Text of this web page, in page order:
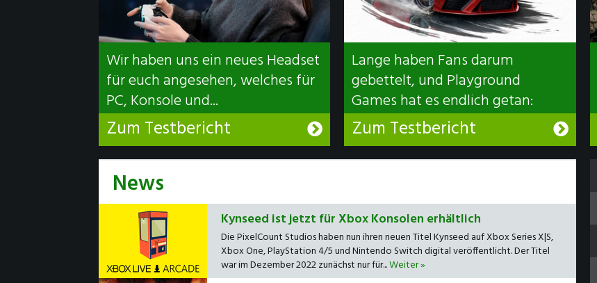
Wir haben uns ein neues Headset
für euch angesehen, welches für
PC, Konsole und...
Zum Testbericht
Lange haben Fans darum
gebettelt, und Playground
Games hat es endlich getan:
Forza...
Zum Testbericht
News
Kynseed ist jetzt für Xbox Konsolen erhältlich
Die PixelCount Studios haben nun ihren neuen Titel Kynseed auf Xbox Series X|S,
Xbox One, PlayStation 4/5 und Nintendo Switch digital veröffentlicht. Der Titel
war im Dezember 2022 zunächst nur für...Weiter »